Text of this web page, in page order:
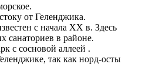
от Геленджика.
с начала ХХ в. Здесь
санаториев в районе.
с сосновой аллеей .
так как норд-осты